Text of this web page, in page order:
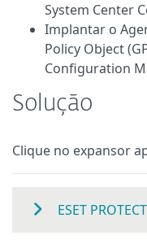
System Center
Implantar o
Policy Object
Configuration
Solução
Clique no expansor
ESET PROTECT